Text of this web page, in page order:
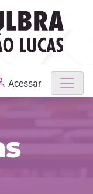
ABERTAS
Acessar